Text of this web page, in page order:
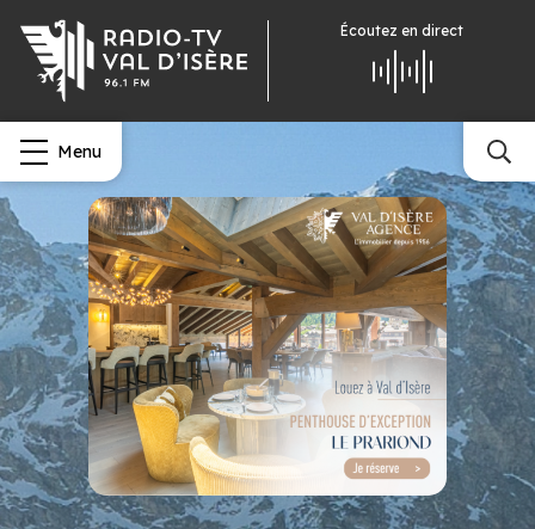
Écoutez en direct
Menu